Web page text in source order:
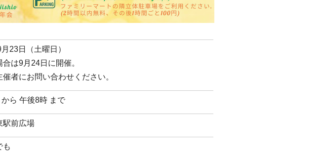
23日（土曜日）
は9月24日に開催。
催者にお問い合わせください。
ら 午後8時 まで
駅前広場
も